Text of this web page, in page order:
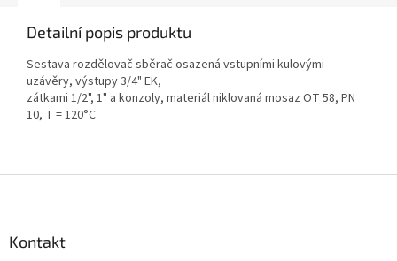
Detailní popis produktu
Sestava rozdělovač sběrač osazená vstupními kulovými
uzávěry, výstupy 3/4" EK,
zátkami 1/2", 1" a konzoly, materiál niklovaná mosaz OT 58, PN
10, T = 120°C
Kontakt